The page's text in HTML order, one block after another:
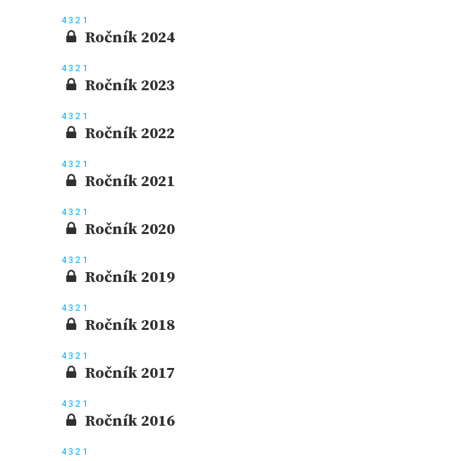
43 2 1
Ročník 2024
43 2 1
Ročník 2023
43 2 1
Ročník 2022
43 2 1
Ročník 2021
43 2 1
Ročník 2020
43 2 1
Ročník 2019
43 2 1
Ročník 2018
43 2 1
Ročník 2017
43 2 1
Ročník 2016
43 2 1